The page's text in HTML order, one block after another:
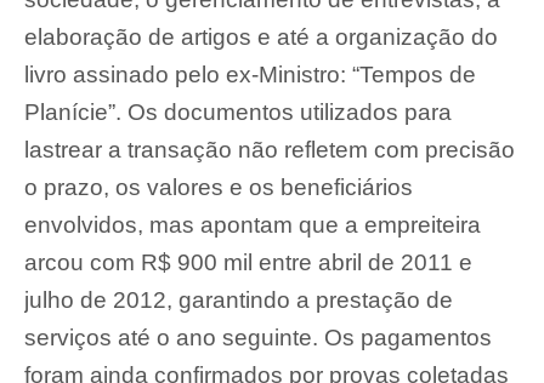
elaboração de artigos e até a organização do
livro assinado pelo ex-Ministro: “Tempos de
Planície”. Os documentos utilizados para
lastrear a transação não refletem com precisão
o prazo, os valores e os beneficiários
envolvidos, mas apontam que a empreiteira
arcou com R$ 900 mil entre abril de 2011 e
julho de 2012, garantindo a prestação de
serviços até o ano seguinte. Os pagamentos
foram ainda confirmados por provas coletadas